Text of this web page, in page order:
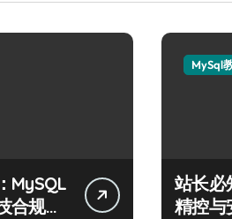
MySQL
合规风
MySql
站长必
精控与